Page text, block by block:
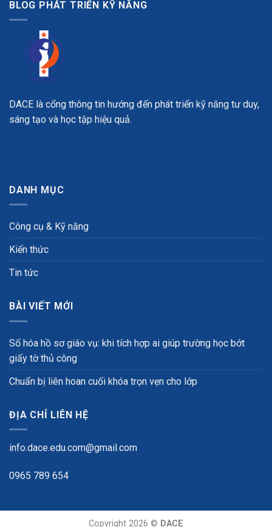
BLOG PHÁT TRIỂN KỸ NĂNG
DACE là cổng thông tin hướng đến phát triển kỹ năng tư duy,
sáng tạo và học tập hiệu quả.
DANH MỤC
Công cụ & Kỹ năng
Kiến thức
Tin tức
BÀI VIẾT MỚI
Số hóa hồ sơ giáo vụ: khi tích hợp ai giúp trường học bớt
giấy tờ thủ công
Chuẩn bị liên hoan cuối khóa trọn vẹn cho lớp
ĐỊA CHỈ LIÊN HỆ
info.dace.edu.com@gmail.com
0965 789 654
Copyright 2026 © DACE